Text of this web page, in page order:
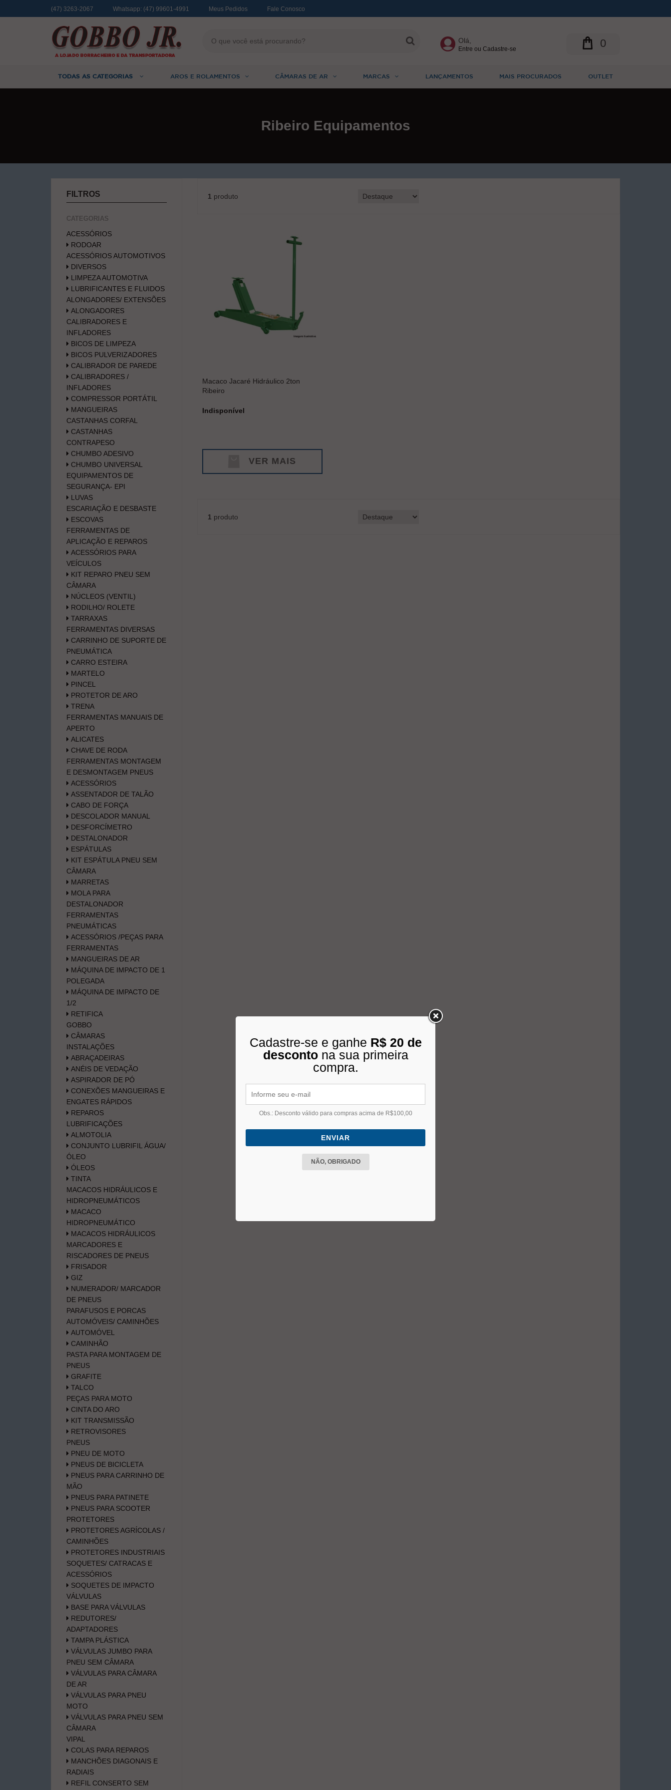
(47) 3263-2067 Whatsapp: (47) 99601-4991 Meus Pedidos Fale Conosco
Olá,
Entre ou Cadastre-se 0
TODAS AS CATEGORIAS AROS E ROLAMENTOS CÂMARAS DE AR MARCAS LANÇAMENTOS MAIS PROCURADOS OUTLET
Ribeiro Equipamentos
FILTROS
CATEGORIAS
ACESSÓRIOS
RODOAR
ACESSÓRIOS AUTOMOTIVOS
DIVERSOS
LIMPEZA AUTOMOTIVA
LUBRIFICANTES E FLUIDOS
ALONGADORES/ EXTENSÕES
ALONGADORES
CALIBRADORES E
INFLADORES
BICOS DE LIMPEZA
BICOS PULVERIZADORES
CALIBRADOR DE PAREDE
CALIBRADORES /
INFLADORES
COMPRESSOR PORTÁTIL
MANGUEIRAS
CASTANHAS CORFAL
CASTANHAS
CONTRAPESO
CHUMBO ADESIVO
CHUMBO UNIVERSAL
EQUIPAMENTOS DE
SEGURANÇA- EPI
LUVAS
ESCARIAÇÃO E DESBASTE
ESCOVAS
FERRAMENTAS DE
APLICAÇÃO E REPAROS
ACESSÓRIOS PARA
VEÍCULOS
KIT REPARO PNEU SEM
CÂMARA
NÚCLEOS (VENTIL)
RODILHO/ ROLETE
TARRAXAS
FERRAMENTAS DIVERSAS
CARRINHO DE SUPORTE DE
PNEUMÁTICA
CARRO ESTEIRA
MARTELO
PINCEL
PROTETOR DE ARO
TRENA
FERRAMENTAS MANUAIS DE
APERTO
ALICATES
CHAVE DE RODA
FERRAMENTAS MONTAGEM
E DESMONTAGEM PNEUS
ACESSÓRIOS
ASSENTADOR DE TALÃO
CABO DE FORÇA
DESCOLADOR MANUAL
DESFORCÍMETRO
DESTALONADOR
ESPÁTULAS
KIT ESPÁTULA PNEU SEM
CÂMARA
MARRETAS
MOLA PARA
DESTALONADOR
FERRAMENTAS
PNEUMÁTICAS
ACESSÓRIOS /PEÇAS PARA
FERRAMENTAS
MANGUEIRAS DE AR
MÁQUINA DE IMPACTO DE 1
POLEGADA
MÁQUINA DE IMPACTO DE
1/2
RETIFICA
GOBBO
CÂMARAS
INSTALAÇÕES
ABRAÇADEIRAS
ANÉIS DE VEDAÇÃO
ASPIRADOR DE PÓ
CONEXÕES MANGUEIRAS E
ENGATES RÁPIDOS
REPAROS
LUBRIFICAÇÕES
ALMOTOLIA
CONJUNTO LUBRIFIL ÁGUA/
ÓLEO
ÓLEOS
TINTA
MACACOS HIDRÁULICOS E
HIDROPNEUMÁTICOS
MACACO
HIDROPNEUMÁTICO
MACACOS HIDRÁULICOS
MARCADORES E
RISCADORES DE PNEUS
FRISADOR
GIZ
NUMERADOR/ MARCADOR
DE PNEUS
PARAFUSOS E PORCAS
AUTOMÓVEIS/ CAMINHÕES
AUTOMÓVEL
CAMINHÃO
PASTA PARA MONTAGEM DE
PNEUS
GRAFITE
TALCO
PEÇAS PARA MOTO
CINTA DO ARO
KIT TRANSMISSÃO
RETROVISORES
PNEUS
PNEU DE MOTO
PNEUS DE BICICLETA
PNEUS PARA CARRINHO DE
MÃO
PNEUS PARA PATINETE
PNEUS PARA SCOOTER
PROTETORES
PROTETORES AGRÍCOLAS /
CAMINHÕES
PROTETORES INDUSTRIAIS
SOQUETES/ CATRACAS E
ACESSÓRIOS
SOQUETES DE IMPACTO
VÁLVULAS
BASE PARA VÁLVULAS
REDUTORES/
ADAPTADORES
TAMPA PLÁSTICA
VÁLVULAS JUMBO PARA
PNEU SEM CÂMARA
VÁLVULAS PARA CÂMARA
DE AR
VÁLVULAS PARA PNEU
MOTO
VÁLVULAS PARA PNEU SEM
CÂMARA
VIPAL
COLAS PARA REPAROS
MANCHÕES DIAGONAIS E
RADIAIS
REFIL CONSERTO SEM
1 produto
Macaco Jacaré Hidráulico 2ton
Ribeiro
Indisponível
VER MAIS
1 produto
Cadastre-se e ganhe R$ 20 de
descontona sua primeira
compra.
Obs.: Desconto válido para compras acima de R$100,00
ENVIAR
NÃO, OBRIGADO